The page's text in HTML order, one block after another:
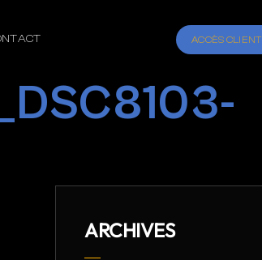
ACCÈS CLIENT
ARCHIVES